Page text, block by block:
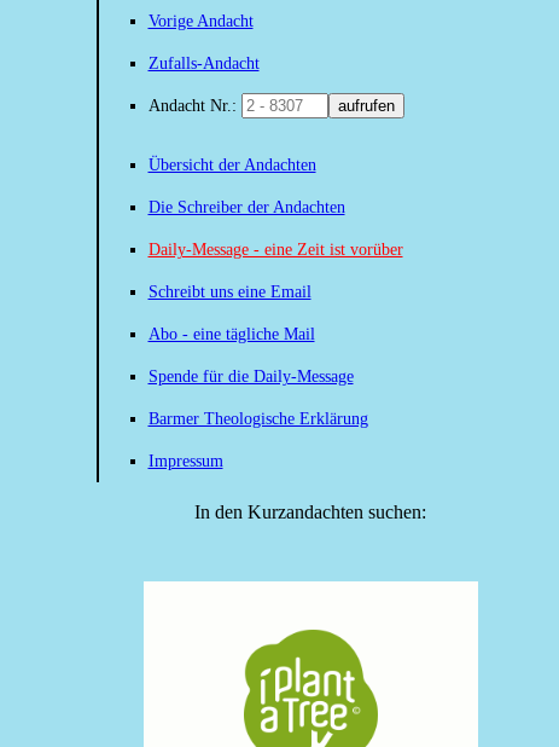
Vorige Andacht
Zufalls-Andacht
Andacht Nr.: aufrufen
Übersicht der Andachten
Die Schreiber der Andachten
Daily-Message - eine Zeit ist vorüber
Schreibt uns eine Email
Abo - eine tägliche Mail
Spende für die Daily-Message
Barmer Theologische Erklärung
Impressum
In den Kurzandachten suchen: